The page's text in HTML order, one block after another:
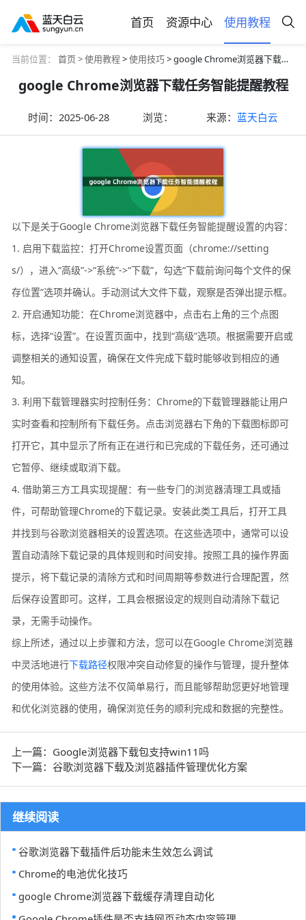
首页 资源中心 使用教程
当前位置： 首页 >使用教程>使用技巧> google Chrome浏览器下载任务智能提醒教程
google Chrome浏览器下载任务智能提醒教程
时间：2025-06-28 浏览： 来源： 蓝天白云
以下是关于Google Chrome浏览器下载任务智能提醒设置的内容：
1. 启用下载监控：打开Chrome设置页面（chrome://setting
s/），进入“高级”->“系统”->“下载”，勾选“下载前询问每个文件的保
存位置”选项并确认。手动测试大文件下载，观察是否弹出提示框。
2. 开启通知功能：在Chrome浏览器中，点击右上角的三个点图
标，选择“设置”。在设置页面中，找到“高级”选项。根据需要开启或
调整相关的通知设置，确保在文件完成下载时能够收到相应的通
知。
3. 利用下载管理器实时控制任务：Chrome的下载管理器能让用户
实时查看和控制所有下载任务。点击浏览器右下角的下载图标即可
打开它，其中显示了所有正在进行和已完成的下载任务，还可通过
它暂停、继续或取消下载。
4. 借助第三方工具实现提醒：有一些专门的浏览器清理工具或插
件，可帮助管理Chrome的下载记录。安装此类工具后，打开工具
并找到与谷歌浏览器相关的设置选项。在这些选项中，通常可以设
置自动清除下载记录的具体规则和时间安排。按照工具的操作界面
提示，将下载记录的清除方式和时间周期等参数进行合理配置，然
后保存设置即可。这样，工具会根据设定的规则自动清除下载记
录，无需手动操作。
综上所述，通过以上步骤和方法，您可以在Google Chrome浏览器
中灵活地进行下载路径权限冲突自动修复的操作与管理，提升整体
的使用体验。这些方法不仅简单易行，而且能够帮助您更好地管理
和优化浏览器的使用，确保浏览任务的顺利完成和数据的完整性。
上一篇：Google浏览器下载包支持win11吗
下一篇：谷歌浏览器下载及浏览器插件管理优化方案
继续阅读
谷歌浏览器下载插件后功能未生效怎么调试
Chrome的电池优化技巧
google Chrome浏览器下载缓存清理自动化